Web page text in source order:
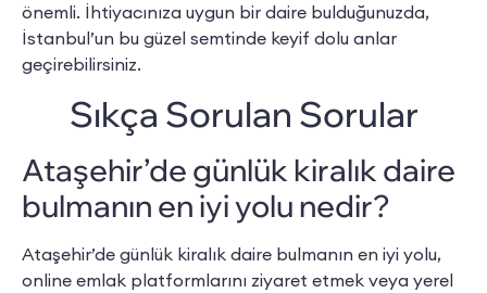
önemli. İhtiyacınıza uygun bir daire bulduğunuzda,
İstanbul’un bu güzel semtinde keyif dolu anlar
geçirebilirsiniz.
Sıkça Sorulan Sorular
Ataşehir’de günlük kiralık daire
bulmanın en iyi yolu nedir?
Ataşehir’de günlük kiralık daire bulmanın en iyi yolu,
online emlak platformlarını ziyaret etmek veya yerel